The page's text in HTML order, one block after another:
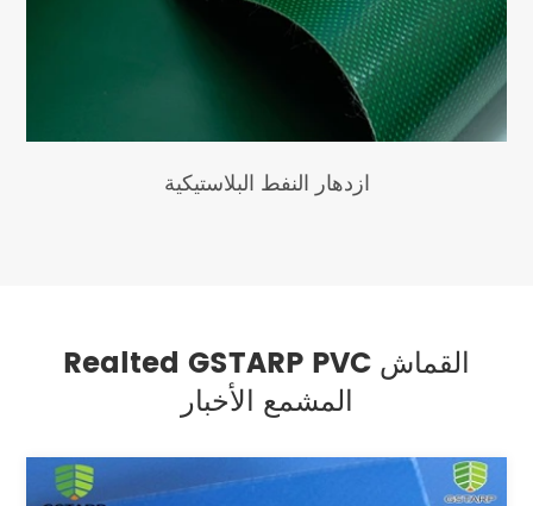
ازدهار النفط البلاستيكية
Realted GSTARP PVC القماش
المشمع الأخبار